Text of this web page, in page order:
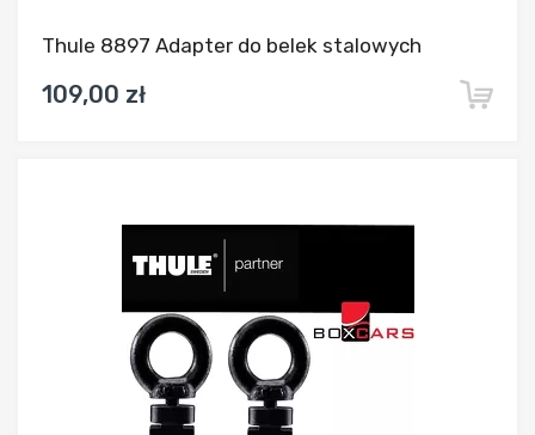
Thule 8897 Adapter do belek stalowych
109,00 zł